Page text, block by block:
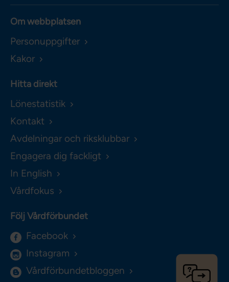
Om webbplatsen
Personuppgifter
Kakor
Hitta direkt
Lönestatistik
Kontakt
Avdelningar och riksklubbar
Engagera dig fackligt
In English
Vårdfokus
Följ Vårdförbundet
Facebook
Instagram
Vårdförbundetbloggen